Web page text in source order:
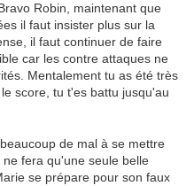
Robin, maintenant que
il faut insister plus sur la
il faut continuer de faire
car les contre attaques ne
Mentalement tu as été très
score, tu t'es battu jusqu'au
de mal à se mettre
fera qu'une seule belle
se prépare pour son faux